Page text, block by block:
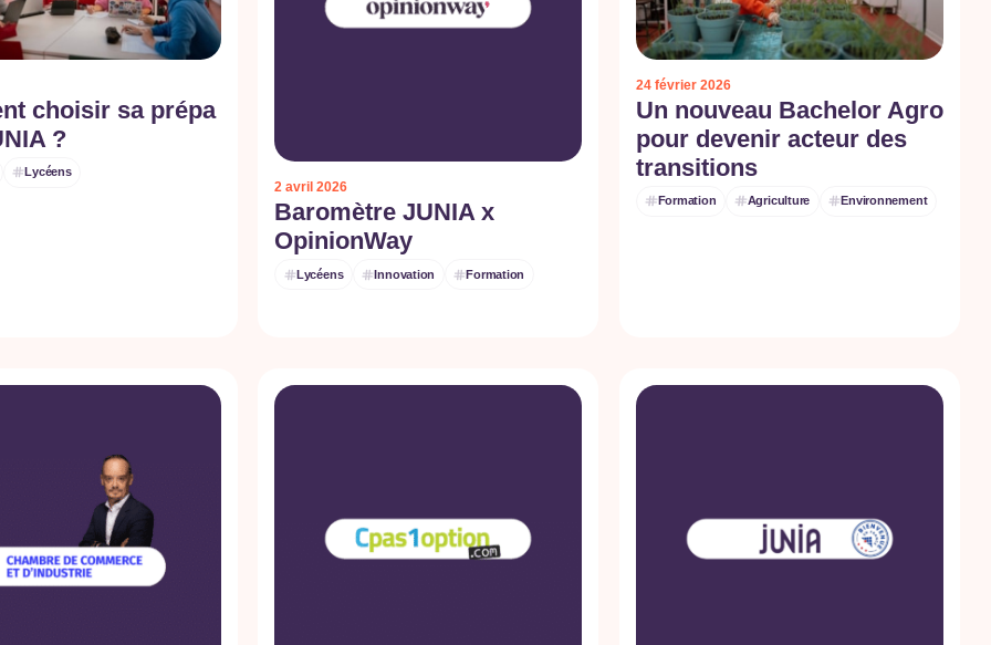
choisir sa prépa
?
Lycéens
2 avril 2026
Baromètre JUNIA x
OpinionWay
Lycéens Innovation Formation
24 février 2026
Un nouveau Bachelor Agro
pour devenir acteur des
transitions
Formation Agriculture Environnement